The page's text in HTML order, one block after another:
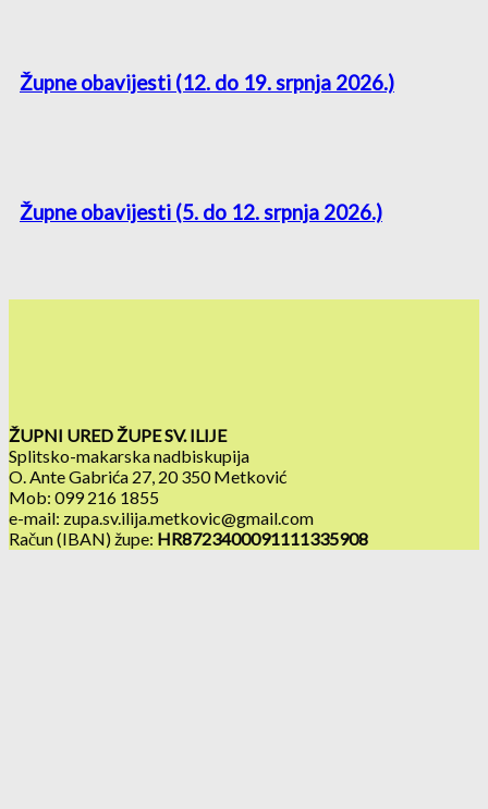
Župne obavijesti (12. do 19. srpnja 2026.)
Župne obavijesti (5. do 12. srpnja 2026.)
ŽUPNI URED ŽUPE SV. ILIJE
Splitsko-makarska nadbiskupija
O. Ante Gabrića 27, 20 350 Metković
Mob: 099 216 1855
e-mail: zupa.sv.ilija.metkovic@gmail.com
Račun (IBAN) župe: HR8723400091111335908